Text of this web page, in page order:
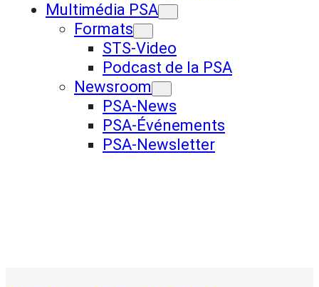
Multimédia PSA
Formats
STS-Video
Podcast de la PSA
Newsroom
PSA-News
PSA-Événements
PSA-Newsletter